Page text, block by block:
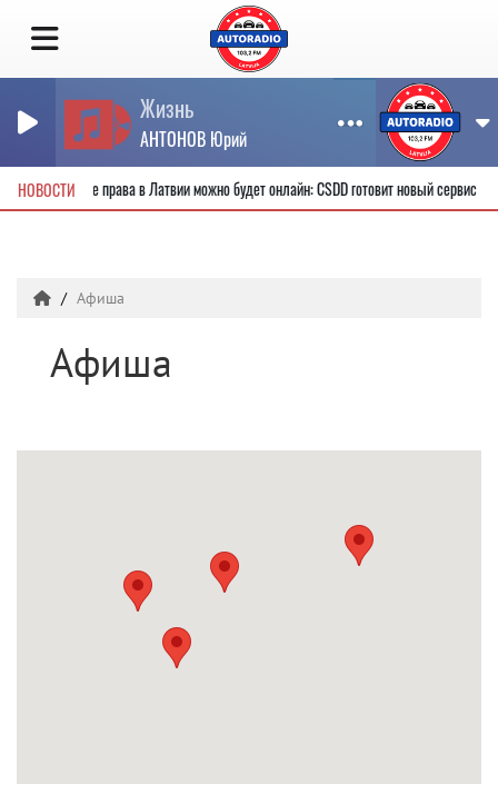
Жизнь
АНТОНОВ Юрий
НОВОСТИ
водительские права в Латвии можно будет онлайн: CSDD готовит новый сервис
Афиша
Афиша